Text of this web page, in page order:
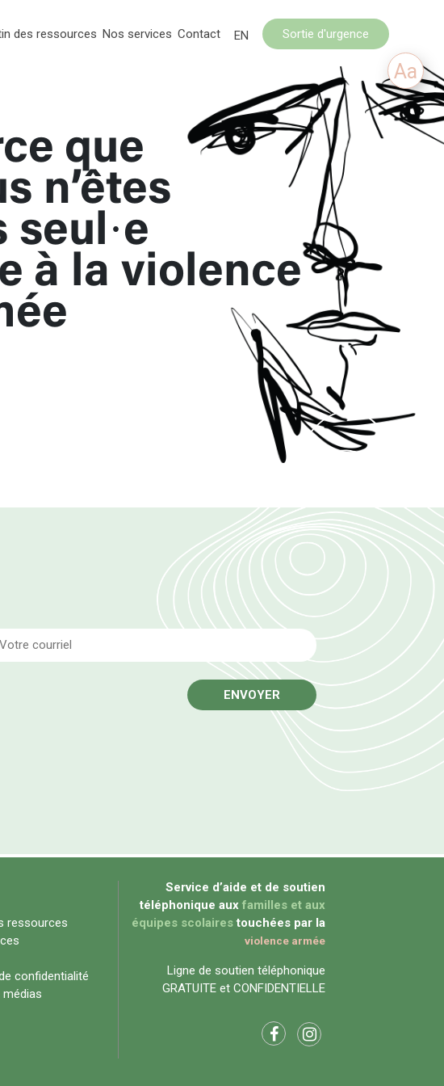
Aa
des ressources Nos services Contact EN Sortie d'urgence
que
n’êtes
seul·e
à la violence
Email
ressources
confidentialité
médias
Service d’aide et de soutien
téléphonique aux familles et aux
équipes scolairestouchées par la
violence armée
Ligne de soutien téléphonique
GRATUITE et CONFIDENTIELLE